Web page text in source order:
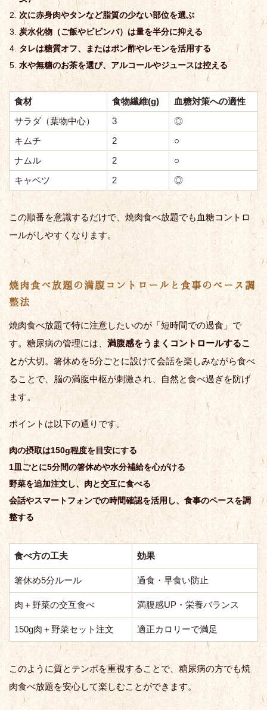
次に赤身肉やタンなど脂質の少ない部位を選ぶ
炭水化物（ご飯やビビンバ）は量を半分に抑える
タレは糖質オフ、またはポン酢やレモンを活用する
水や無糖のお茶を選び、アルコールやジュースは控える
食材 食物繊維(g)
血糖対策への適性
サラダ（葉物中心）
3
◎
キムチ
2
○
ナムル
2
○
キャベツ
2 ◎
この順番を意識するだけで、焼肉食べ放題でも血糖コントロ
ールがしやすくなります。
焼肉食べ放題の満腹コントロールと食事のペース調
整法
焼肉食べ放題で特に注意したいのが「短時間での過食」で
す。糖尿病の管理には、 満腹感をうまくコントロールするこ
とが大切。箸休めを5分ごとに設けて会話を楽しみながら食べ
ることで、脳の満腹中枢が刺激され、自然と食べ過ぎを防げ
ます。
ポイントは以下の通りです。
肉の摂取は150g程度を目安にする
1皿ごとに5分間の箸休めや水分補給を心がける
野菜を追加注文し、肉と交互に食べる
会話やスマートフォンでの時間確認を活用し、食事のペースを調
整する
食べ方の工夫 効果
箸休め5分ルール 過食・早食い防止
肉＋野菜の交互食べ 満腹感UP・栄養バランス
150g肉＋野菜セット注文 適正カロリーで満足
このように質とテンポを重視することで、糖尿病の方でも焼
肉食べ放題を安心して楽しむことができます。